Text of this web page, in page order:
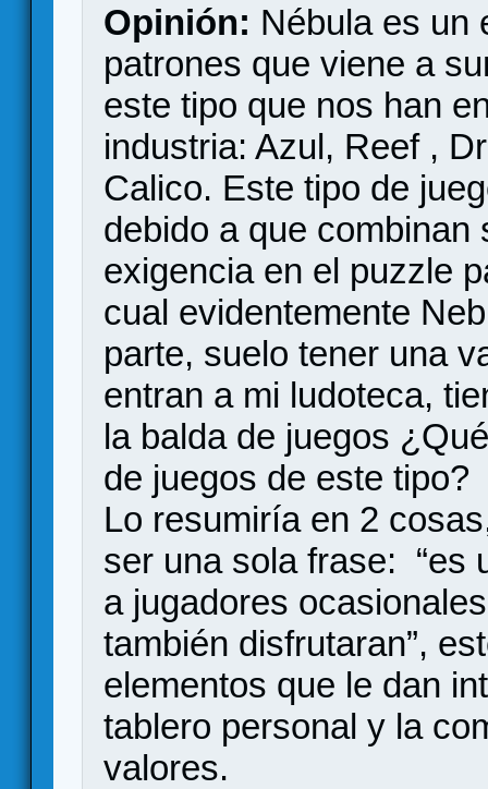
Opinión: Nébula es un
patrones que viene a
este tipo que nos han
industria: Azul, Reef ,
Calico. Este tipo de
debido a que
exigencia en el puzzle
cual evidentemente
parte, suelo tener una
entran a mi ludoteca,
la balda de juegos
de juegos de este tipo?
Lo resumiría en 2
ser una sola frase: “es
a jugadores
también disfrutaran”,
elementos que le dan
tablero personal y la
valores.